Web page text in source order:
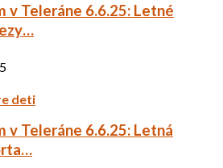
v Teleráne 6.6.25: Letné
deti
v Teleráne 6.6.25: Letná